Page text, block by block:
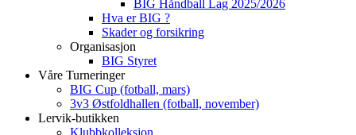
BIG Håndball Lag 2025/2026
Hva er BIG ?
Skader og forsikring
Organisasjon
BIG Styret
Våre Turneringer
BIG Cup (fotball, mars)
3v3 Østfoldhallen (fotball, november)
Lervik-butikken
Klubbkolleksjon